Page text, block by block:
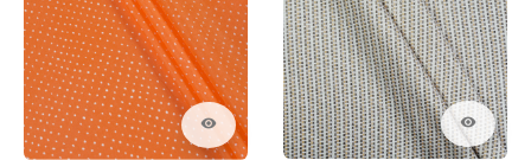
visibility visibility